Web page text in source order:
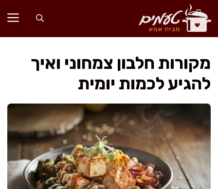
לדלג
לתוכן
מקורות חלבון צמחוני ואיך
להגיע לכמות יומית